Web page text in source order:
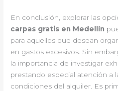
En conclusión, explorar las
carpas gratis en Medellín
para aquellos que desean
en gastos excesivos. Sin
la importancia de investigar
prestando especial atención a
condiciones del alquiler. Es